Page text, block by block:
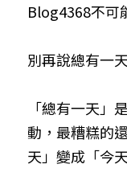
站長精選
臉書生活
陽宅視頻
線上直播
八字進階班
八字中階班
五人實戰班
五行計算初
《十神高
科學八字推
小兒命名
科學八字
科學八字
科學八字
輕鬆學會科
與我預約
批命預約
上課預約
常見問題
FB粉絲頁
登錄/註冊
搜索
繁體中文
Blog4368不可
別再說總有一
「總有一天」
動，最糟糕的
天」變成「今
小兒命名